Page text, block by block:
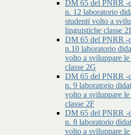
DM 65 del PNRR -
n. 12 laboratorio
studenti volto a
linguistiche classe 2I
DM 65 del PNRR -
n.10 laboratorio
volto a sviluppare
classe 2G
DM 65 del PNRR -
n. 9 laboratorio
volto a sviluppare
classe 2F
DM 65 del PNRR -
n. 8 laboratorio
volto a sviluppare